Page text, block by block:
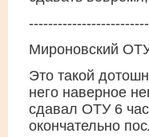
Мироновский
Это такой
него наверное
сдавал ОТУ 6
окончательно